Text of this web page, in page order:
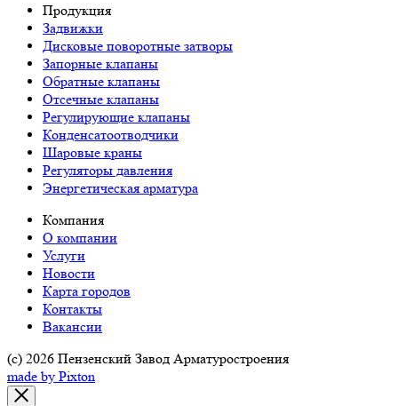
Продукция
Задвижки
Дисковые поворотные затворы
Запорные клапаны
Обратные клапаны
Отсечные клапаны
Регулирующие клапаны
Конденсатоотводчики
Шаровые краны
Регуляторы давления
Энергетическая арматура
Компания
О компании
Услуги
Новости
Карта городов
Контакты
Вакансии
(c) 2026 Пензенский Завод Арматуростроения
made by Pixton